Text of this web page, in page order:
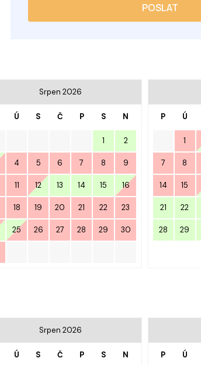
POSLAT
Srpen 2026
Ú S Č P S N
1 2
4 5 6 7 8 9
11 12 13 14 15 16
18 19 20 21 22 23
25 26 27 28 29 30
P Ú
1
7 8
14 15
21 22
28 29
Srpen 2026
Ú S Č P S N P Ú